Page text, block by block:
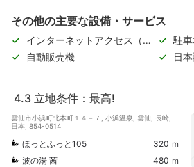
その他の主要な設備・サービス
インターネットアクセス（無
料）
駐
自動販売機
日
4.3 立地条件：最高!
雲仙市小浜町北本町１４－７, 小浜温泉, 雲仙, 長崎,
日本, 854-0514
ほっとふっと105
320 ｍ
波の湯 茜
480 ｍ